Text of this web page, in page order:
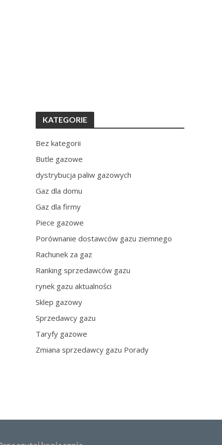
KATEGORIE
Bez kategorii
Butle gazowe
dystrybucja paliw gazowych
Gaz dla domu
Gaz dla firmy
Piece gazowe
Porównanie dostawców gazu ziemnego
Rachunek za gaz
Ranking sprzedawców gazu
rynek gazu aktualności
Sklep gazowy
Sprzedawcy gazu
Taryfy gazowe
Zmiana sprzedawcy gazu Porady